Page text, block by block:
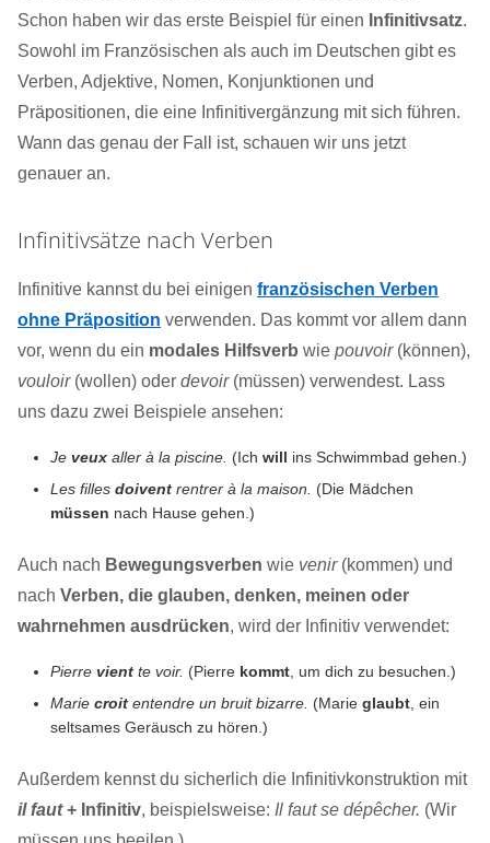
Schon haben wir das erste Beispiel für einen Infinitivsatz.
Sowohl im Französischen als auch im Deutschen gibt es
Verben, Adjektive, Nomen, Konjunktionen und
Präpositionen, die eine Infinitivergänzung mit sich führen.
Wann das genau der Fall ist, schauen wir uns jetzt
genauer an.
Infinitivsätze nach Verben
Infinitive kannst du bei einigen französischen Verben
ohne Präposition verwenden. Das kommt vor allem dann
vor, wenn du ein modales Hilfsverb wie pouvoir(können),
vouloir(wollen) oder devoir(müssen) verwendest. Lass
uns dazu zwei Beispiele ansehen:
Je veux aller à la piscine. (Ich will ins Schwimmbad gehen.)
Les filles doivent rentrer à la maison.
(Die Mädchen
müssen nach Hause gehen.)
Auch nach Bewegungsverben wie venir(kommen) und
nach Verben, die glauben, denken, meinen oder
wahrnehmen ausdrücken, wird der Infinitiv verwendet:
Pierre vient te voir. (Pierre kommt , um dich zu besuchen.)
Marie croit entendre un bruit bizarre. (Marie glaubt , ein
seltsames Geräusch zu hören.)
Außerdem kennst du sicherlich die Infinitivkonstruktion mit
il faut + Infinitiv, beispielsweise: Il faut se dépêcher. (Wir